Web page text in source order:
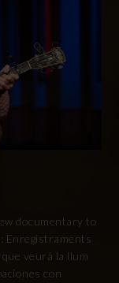
documentary to
Enregistraments
veurà la llum
con